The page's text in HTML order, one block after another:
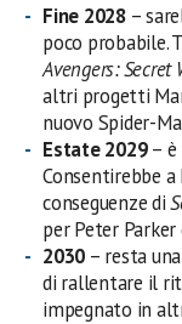
Fine 2028–
poco probabile.
Avengers: Secret
altri progetti
nuovo Spider-
Estate 2029– è
Consentirebbe
conseguenze di
per Peter
2030 – resta
di rallentare il
impegnato in